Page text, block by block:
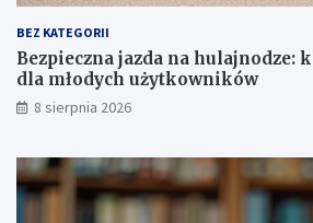
w
a
p
o
d
p
a
n
d
y
d
l
a
m
d
y
BEZ KATEGORII
Bezpieczna jazda na hulajnodze:
dla młodych użytkowników
8 sierpnia 2026